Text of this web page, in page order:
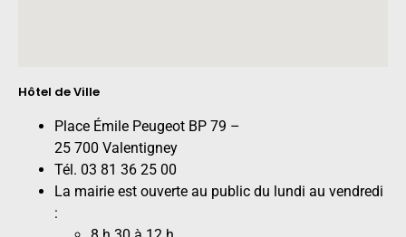
Hôtel de Ville
Place Émile Peugeot BP 79 –
25 700 Valentigney
Tél. 03 81 36 25 00
La mairie est ouverte au public du lundi au vendredi
: